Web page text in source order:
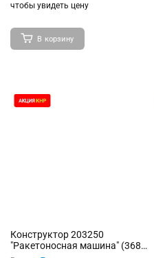
чтобы увидеть цену
В корзину
Конструктор 203250
"Ракетоносная машина" (368